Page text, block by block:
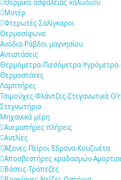
Μοτέρ
Φτερωτές-Σαλίγκαροι
Θερμοσίφωνο
Ανόδια-Ράβδοι μαγνησίου
Αντιστάσεις
Θερμόμετρα-Πιεσόμετρα-
Θερμοστάτες
Λαμπτήρες
Τσιμούχες-Φλάντζες-Στεγανωτικά
Στεγνωτήριο
Μηχανικά μέρη
Ανεμιστήρες πλήρεις
Αντλίες
Άξονες-Πείροι Έδρανα-Κουζινέτα
Αποσβεστήρες κραδασμών-
Βάσεις-Τράπεζες